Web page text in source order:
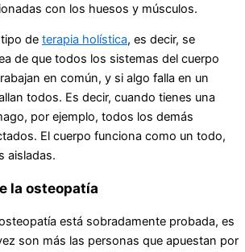
con los huesos y músculos.
de terapia holística, es decir, se
de que todos los sistemas del cuerpo
en común, y si algo falla en un
todos. Es decir, cuando tienes una
por ejemplo, todos los demás
El cuerpo funciona como un todo,
aisladas.
la osteopatía
está sobradamente probada, es
son más las personas que apuestan por